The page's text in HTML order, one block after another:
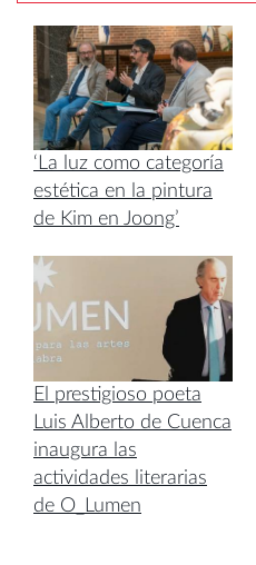
‘La luz como categoría
estética en la pintura
de Kim en Joong’
El prestigioso poeta
Luis Alberto de Cuenca
inaugura las
actividades literarias
de O_Lumen